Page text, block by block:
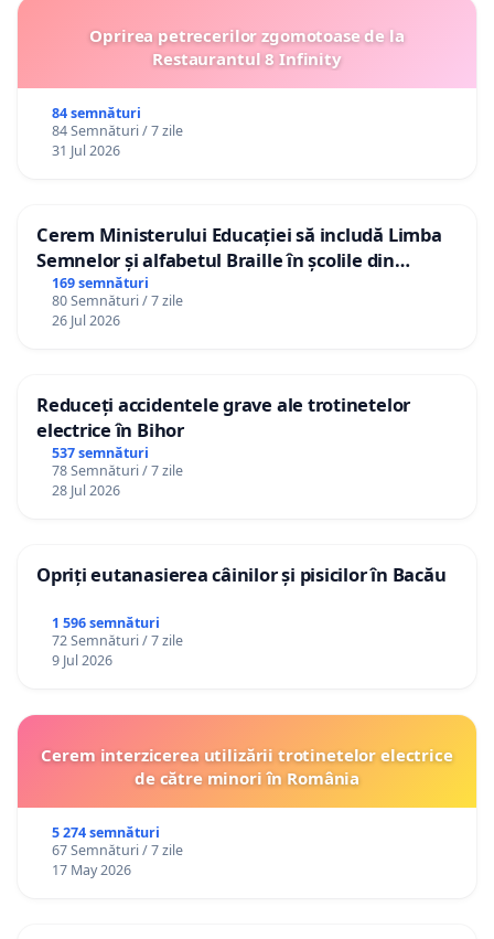
Oprirea petrecerilor zgomotoase de la
Restaurantul 8 Infinity
84 semnături
84 Semnături / 7 zile
31 Jul 2026
Cerem Ministerului Educației să includă Limba
Semnelor și alfabetul Braille în școlile din
Republica Moldova!
169 semnături
80 Semnături / 7 zile
26 Jul 2026
Reduceți accidentele grave ale trotinetelor
electrice în Bihor
537 semnături
78 Semnături / 7 zile
28 Jul 2026
Opriți eutanasierea câinilor și pisicilor în Bacău
1 596 semnături
72 Semnături / 7 zile
9 Jul 2026
Cerem interzicerea utilizării trotinetelor electrice
de către minori în România
5 274 semnături
67 Semnături / 7 zile
17 May 2026